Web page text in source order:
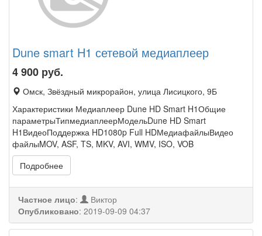
Dune smart H1 сетевой медиаплеер
4 900 руб.
Омск, Звёздный микрорайон, улица Лисицкого, 9Б
Характеристики Медиаплеер Dune HD Smart H1Общие
параметрыТипмедиаплеерМодельDune HD Smart
H1ВидеоПоддержка HD1080p Full HDМедиафайлыВидео
файлыMOV, ASF, TS, MKV, AVI, WMV, ISO, VOB
Подробнее
Частное лицо:
Виктор
Опубликовано: 2019-09-09 04:37